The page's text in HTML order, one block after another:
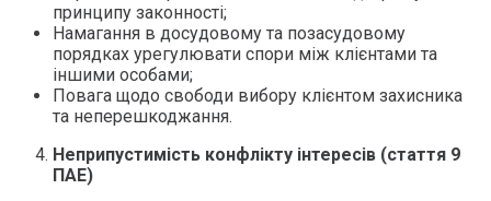
принципу законності;
Намагання в досудовому та позасудовому
порядках урегулювати спори між клієнтами та
іншими особами;
Повага щодо свободи вибору клієнтом захисника
та неперешкоджання.
Неприпустимість конфлікту інтересів (стаття 9
ПАЕ)